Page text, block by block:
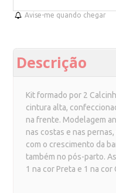
Avise-me quando chegar
Descrição
Kit formado por 2
cintura alta,
na frente. Modelagem
nas costas e nas
com o crescimento da
também no pós-parto.
1 na cor Preta e 1 na cor